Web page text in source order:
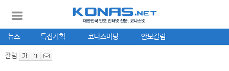
뉴스 특집기획 코나스마당 안보칼럼
칼럼